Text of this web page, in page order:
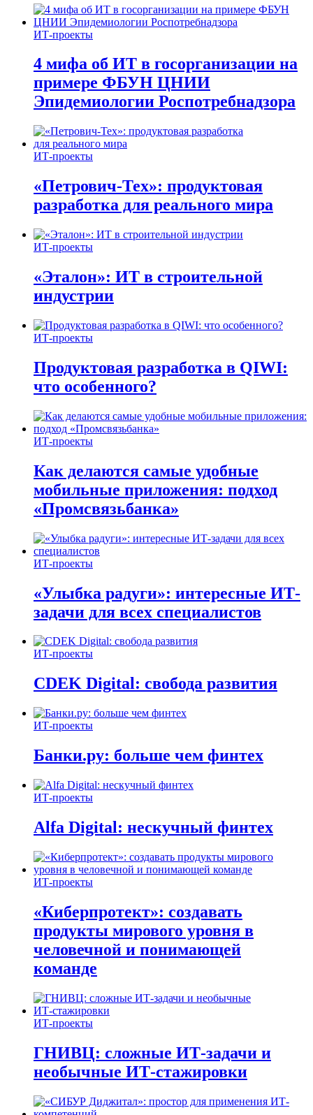
ИТ-проекты
4 мифа об ИТ в госорганизации на
примере ФБУН ЦНИИ
Эпидемиологии Роспотребнадзора
ИТ-проекты
«Петрович-Тех»: продуктовая
разработка для реального мира
ИТ-проекты
«Эталон»: ИТ в строительной
индустрии
ИТ-проекты
Продуктовая разработка в QIWI:
что особенного?
ИТ-проекты
Как делаются самые удобные
мобильные приложения: подход
«Промсвязьбанка»
ИТ-проекты
«Улыбка радуги»: интересные ИТ-
задачи для всех специалистов
ИТ-проекты
CDEK Digital: свобода развития
ИТ-проекты
Банки.ру: больше чем финтех
ИТ-проекты
Alfa Digital: нескучный финтех
ИТ-проекты
«Киберпротект»: создавать
продукты мирового уровня в
человечной и понимающей
команде
ИТ-проекты
ГНИВЦ: сложные ИТ‑задачи и
необычные ИТ‑стажировки